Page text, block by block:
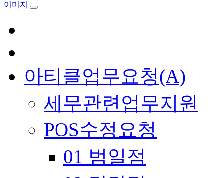
이미지
아티클업무요청(A)
세무관련업무지원
POS수정요청
01 범일점